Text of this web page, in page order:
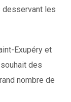
desservant les
Exupéry et
des
nombre de